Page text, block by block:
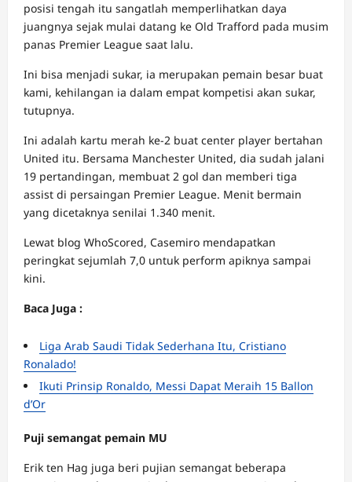
posisi tengah itu sangatlah memperlihatkan daya
juangnya sejak mulai datang ke Old Trafford pada musim
panas Premier League saat lalu.
Ini bisa menjadi sukar, ia merupakan pemain besar buat
kami, kehilangan ia dalam empat kompetisi akan sukar,
tutupnya.
Ini adalah kartu merah ke-2 buat center player bertahan
United itu. Bersama Manchester United, dia sudah jalani
19 pertandingan, membuat 2 gol dan memberi tiga
assist di persaingan Premier League. Menit bermain
yang dicetaknya senilai 1.340 menit.
Lewat blog WhoScored, Casemiro mendapatkan
peringkat sejumlah 7,0 untuk perform apiknya sampai
kini.
Baca Juga :
Liga Arab Saudi Tidak Sederhana Itu, Cristiano
Ronalado!
Ikuti Prinsip Ronaldo, Messi Dapat Meraih 15 Ballon
d’Or
Puji semangat pemain MU
Erik ten Hag juga beri pujian semangat beberapa